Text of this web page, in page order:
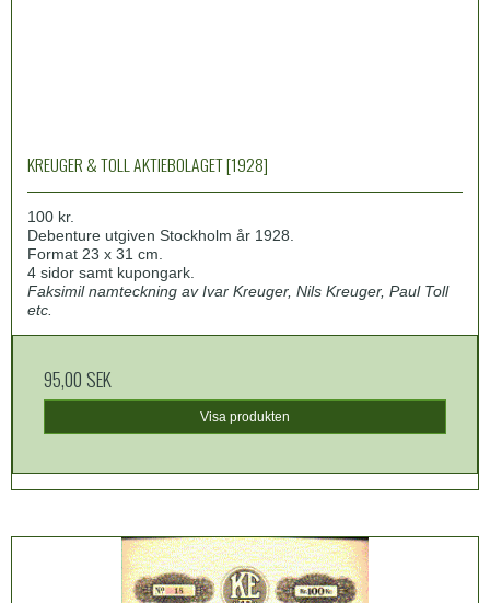
KREUGER & TOLL AKTIEBOLAGET [1928]
100 kr.
Debenture utgiven Stockholm år 1928.
Format 23 x 31 cm.
4 sidor samt kupongark.
Faksimil namteckning av Ivar Kreuger, Nils Kreuger, Paul Toll
etc.
95,00 SEK
Visa produkten